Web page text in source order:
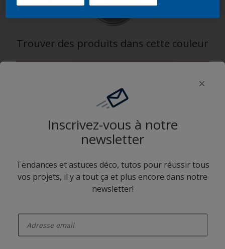
Trouver des produits dans cette couleur
Inscrivez-vous à notre
newsletter
Tendances et astuces déco, tutos pour réussir tous
vos projets, il y a tout ça et plus encore dans notre
newsletter!
Application Sikkens Expert
Suivez Sikkens